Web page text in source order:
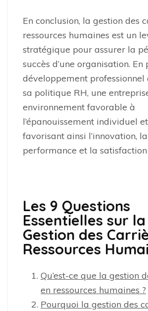
En conclusion, la gestion des
ressources humaines est un
stratégique pour assurer la
succès d’une organisation.
développement
sa politique RH, une
environnement favorable à
l’épanouissement individuel
favorisant ainsi l’innovation, la
performance et la
Les 9 Questions
Essentielles sur la
Gestion des
Ressources
Qu’est-ce que la gestion
en ressources humaines ?
Pourquoi la gestion des